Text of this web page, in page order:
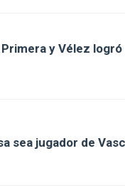
y Vélez
sea jugador de